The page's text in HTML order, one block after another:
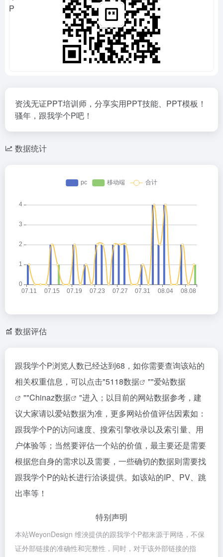
资浅无证PPT培训师，分享实用PPT技能、PPT模板！
骚年，跟我学个P吧！
数据统计
数据评估
跟我学个P浏览人数已经达到68，如你需要查询该站的
相关权重信息，可以点击"5118数据 ""爱站数据
""Chinaz数据
"进入；以目前的网站数据参考，建
议大家请以爱站数据为准，更多网站价值评估因素如：
跟我学个P的访问速度、搜索引擎收录以及索引量、用
户体验等；当然要评估一个站的价值，最主要还是需要
根据您自身的需求以及需要，一些确切的数据则需要找
跟我学个P的站长进行洽谈提供。如该站的IP、PV、跳
出率等！
特别声明
本站WeyonDesign 维泱提供的跟我学个P都来源于网络，不保
证外部链接的准确性和完整性，同时，对于该外部链接的指